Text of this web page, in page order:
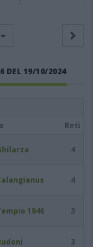
DEL 19/10/2024
Reti
4
4
1946 3
3